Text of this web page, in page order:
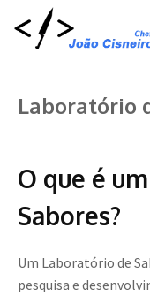
Laboratório
O que é
Sabores?
Um Laboratório de
pesquisa e